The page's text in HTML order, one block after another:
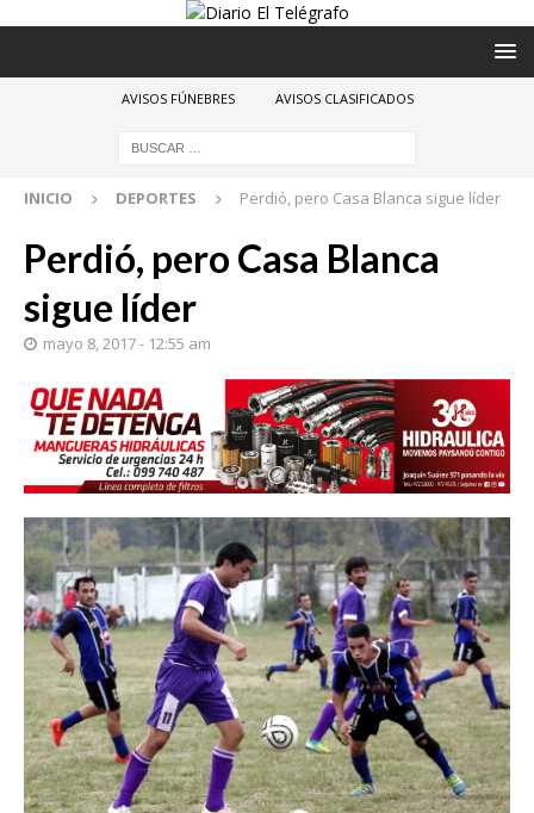
AVISOS FÚNEBRES AVISOS CLASIFICADOS
INICIO DEPORTES Perdió, pero Casa Blanca sigue líder
Perdió, pero Casa Blanca
sigue líder
mayo 8, 2017 - 12:55 am